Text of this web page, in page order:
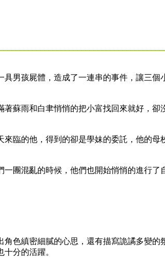
男孩屍體，造成了一連串的事件，讓三個
蘇雨和白聿悄悄的把小富找回來就好，卻
臨的他，得到的卻是學妹的委託，他的母
團混亂的時候，他們也開始悄悄的進行了
色縝密細膩的心思，還有描寫詭譎多變的
分的活躍。